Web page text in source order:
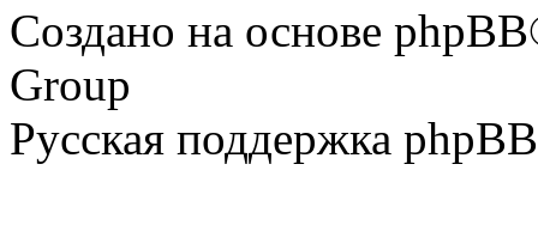
Создано на основе
Group
Русская поддержка phpBB